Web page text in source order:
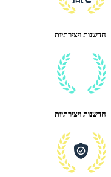
חדשנות ויצירתיות
חדשנות ויצירתיות